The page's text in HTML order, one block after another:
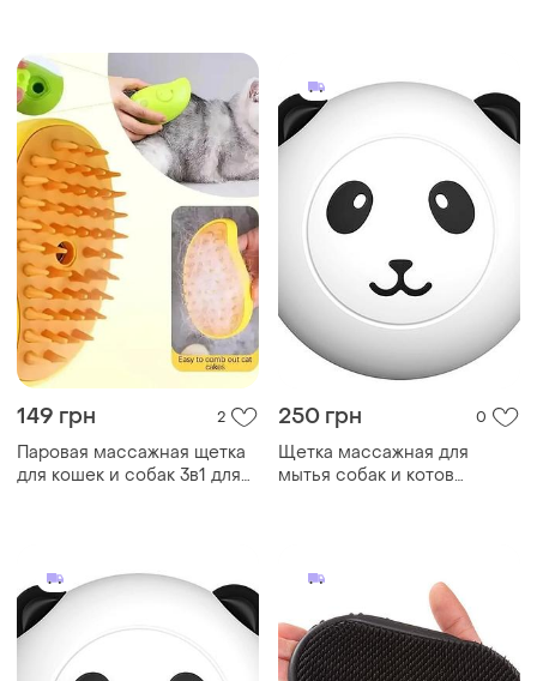
149 грн 2
Паровая массажная щетка
для кошек и собак 3в1 для
250 грн 0
Щетка массажная для
мытья собак и котов